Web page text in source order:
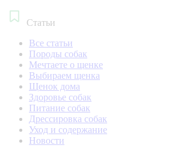
Статьи
Все статьи
Породы собак
Мечтаете о щенке
Выбираем щенка
Щенок дома
Здоровье собак
Питание собак
Дрессировка собак
Уход и содержание
Новости